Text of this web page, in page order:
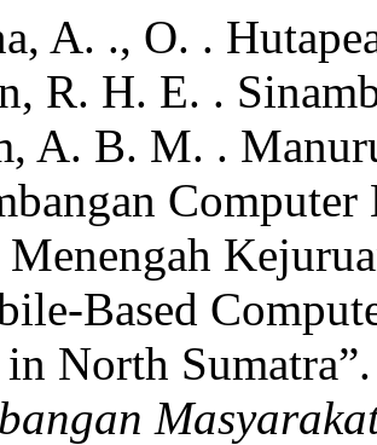
A. ., O. .
R. H. E. .
A. B. M. .
Menengah
Based
in North